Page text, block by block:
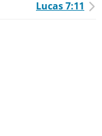
Lucas 7:11